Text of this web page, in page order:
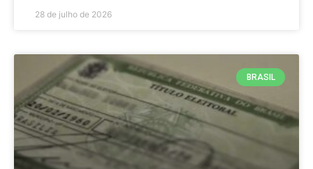
28 de julho de 2026
BRASIL